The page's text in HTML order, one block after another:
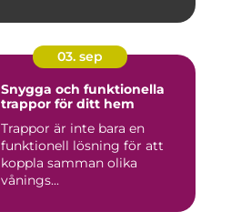
03. sep
Snygga och funktionella
trappor för ditt hem
Trappor är inte bara en
funktionell lösning för att
koppla samman olika
vånings...